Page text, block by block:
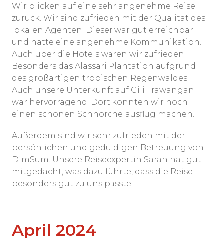
Wir blicken auf eine sehr angenehme Reise
zurück. Wir sind zufrieden mit der Qualität des
lokalen Agenten. Dieser war gut erreichbar
und hatte eine angenehme Kommunikation.
Auch über die Hotels waren wir zufrieden.
Besonders das Alassari Plantation aufgrund
des großartigen tropischen Regenwaldes.
Auch unsere Unterkunft auf Gili Trawangan
war hervorragend. Dort konnten wir noch
einen schönen Schnorchelausflug machen.
Außerdem sind wir sehr zufrieden mit der
persönlichen und geduldigen Betreuung von
DimSum. Unsere Reiseexpertin Sarah hat gut
mitgedacht, was dazu führte, dass die Reise
besonders gut zu uns passte.
April 2024